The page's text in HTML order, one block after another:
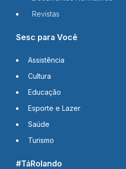
Revistas
Sesc para Você
Assistência
Cultura
Educação
Esporte e Lazer
Saúde
Turismo
#TáRolando